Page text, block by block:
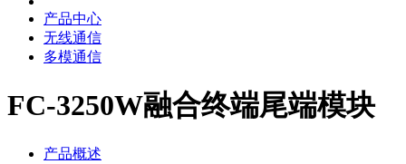
产品中心
无线通信
多模通信
FC-3250W融合终端尾端模块
产品概述